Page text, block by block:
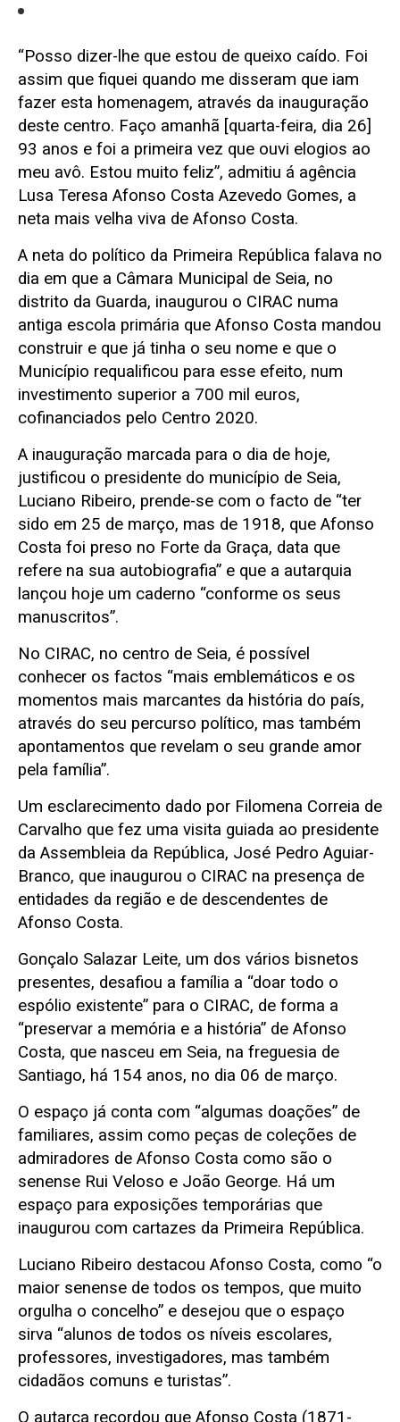
“Posso dizer-lhe que estou de queixo caído. Foi
assim que fiquei quando me disseram que iam
fazer esta homenagem, através da inauguração
deste centro. Faço amanhã [quarta-feira, dia 26]
93 anos e foi a primeira vez que ouvi elogios ao
meu avô. Estou muito feliz”, admitiu á agência
Lusa Teresa Afonso Costa Azevedo Gomes, a
neta mais velha viva de Afonso Costa.
A neta do político da Primeira República falava no
dia em que a Câmara Municipal de Seia, no
distrito da Guarda, inaugurou o CIRAC numa
antiga escola primária que Afonso Costa mandou
construir e que já tinha o seu nome e que o
Município requalificou para esse efeito, num
investimento superior a 700 mil euros,
cofinanciados pelo Centro 2020.
A inauguração marcada para o dia de hoje,
justificou o presidente do município de Seia,
Luciano Ribeiro, prende-se com o facto de “ter
sido em 25 de março, mas de 1918, que Afonso
Costa foi preso no Forte da Graça, data que
refere na sua autobiografia” e que a autarquia
lançou hoje um caderno “conforme os seus
manuscritos”.
No CIRAC, no centro de Seia, é possível
conhecer os factos “mais emblemáticos e os
momentos mais marcantes da história do país,
através do seu percurso político, mas também
apontamentos que revelam o seu grande amor
pela família”.
Um esclarecimento dado por Filomena Correia de
Carvalho que fez uma visita guiada ao presidente
da Assembleia da República, José Pedro Aguiar-
Branco, que inaugurou o CIRAC na presença de
entidades da região e de descendentes de
Afonso Costa.
Gonçalo Salazar Leite, um dos vários bisnetos
presentes, desafiou a família a “doar todo o
espólio existente” para o CIRAC, de forma a
“preservar a memória e a história” de Afonso
Costa, que nasceu em Seia, na freguesia de
Santiago, há 154 anos, no dia 06 de março.
O espaço já conta com “algumas doações” de
familiares, assim como peças de coleções de
admiradores de Afonso Costa como são o
senense Rui Veloso e João George. Há um
espaço para exposições temporárias que
inaugurou com cartazes da Primeira República.
Luciano Ribeiro destacou Afonso Costa, como “o
maior senense de todos os tempos, que muito
orgulha o concelho” e desejou que o espaço
sirva “alunos de todos os níveis escolares,
professores, investigadores, mas também
cidadãos comuns e turistas”.
O autarca recordou que Afonso Costa (1871-